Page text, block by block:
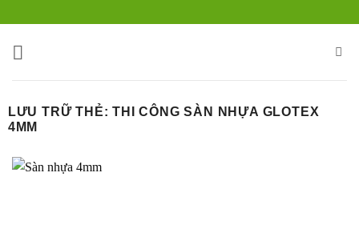
nội
LƯU TRỮ THẺ:THI CÔNG SÀN NHỰA GLOTEX
4MM